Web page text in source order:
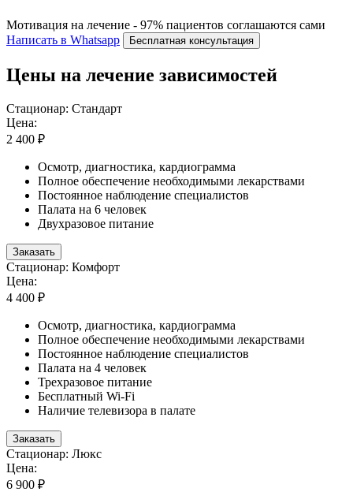
Мотивация на лечение - 97% пациентов соглашаются сами
Написать в Whatsapp
Бесплатная консультация
Цены на лечение зависимостей
Стационар: Стандарт
Цена:
2 400 ₽
Осмотр, диагностика, кардиограмма
Полное обеспечение необходимыми лекарствами
Постоянное наблюдение специалистов
Палата на 6 человек
Двухразовое питание
Заказать
Стационар: Комфорт
Цена:
4 400 ₽
Осмотр, диагностика, кардиограмма
Полное обеспечение необходимыми лекарствами
Постоянное наблюдение специалистов
Палата на 4 человек
Трехразовое питание
Бесплатный Wi-Fi
Наличие телевизора в палате
Заказать
Стационар: Люкс
Цена:
6 900 ₽